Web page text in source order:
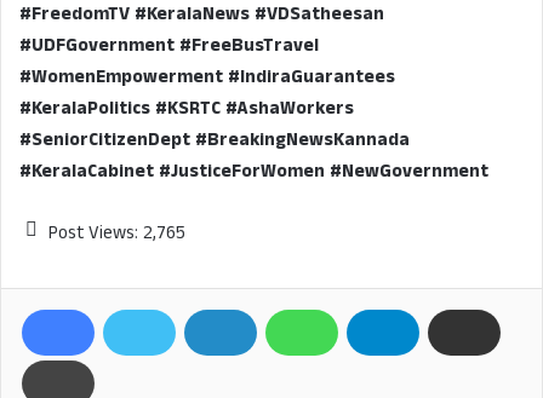
#FreedomTV #KeralaNews #VDSatheesan
#UDFGovernment #FreeBusTravel
#WomenEmpowerment #IndiraGuarantees
#KeralaPolitics #KSRTC #AshaWorkers
#SeniorCitizenDept #BreakingNewsKannada
#KeralaCabinet #JusticeForWomen #NewGovernment
Post Views: 2,765